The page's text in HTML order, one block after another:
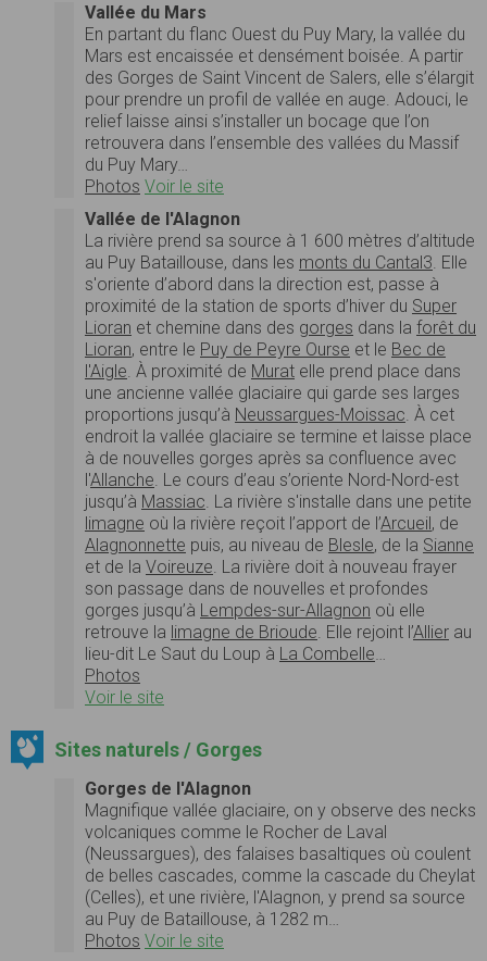
Vallée du Mars
En partant du flanc Ouest du Puy Mary, la vallée du
Mars est encaissée et densément boisée. A partir
des Gorges de Saint Vincent de Salers, elle s’élargit
pour prendre un profil de vallée en auge. Adouci, le
relief laisse ainsi s’installer un bocage que l’on
retrouvera dans l’ensemble des vallées du Massif
du Puy Mary…
Photos Voir le site
Vallée de l'Alagnon
La rivière prend sa source à 1 600 mètres d’altitude
au Puy Bataillouse, dans les monts du Cantal3 . Elle
s'oriente d’abord dans la direction est, passe à
proximité de la station de sports d’hiver du Super
Lioran et chemine dans des gorges dans la forêt du
Lioran, entre le Puy de Peyre Ourse et le Bec de
l'Aigle . À proximité de Murat elle prend place dans
une ancienne vallée glaciaire qui garde ses larges
proportions jusqu’à Neussargues-Moissac . À cet
endroit la vallée glaciaire se termine et laisse place
à de nouvelles gorges après sa confluence avec
l'Allanche . Le cours d’eau s’oriente Nord-Nord-est
jusqu’à Massiac . La rivière s'installe dans une petite
limagne où la rivière reçoit l’apport de l’Arcueil, de
Alagnonnette puis, au niveau de Blesle, de la Sianne
et de la Voireuze . La rivière doit à nouveau frayer
son passage dans de nouvelles et profondes
gorges jusqu’à Lempdes-sur-Allagnon où elle
retrouve la limagne de Brioude . Elle rejoint l’Allier au
lieu-dit Le Saut du Loup à La Combelle
Photos
Voir le site
Sites naturels / Gorges
Gorges de l'Alagnon
Magnifique vallée glaciaire, on y observe des necks
volcaniques comme le Rocher de Laval
(Neussargues), des falaises basaltiques où coulent
de belles cascades, comme la cascade du Cheylat
(Celles), et une rivière, l'Alagnon, y prend sa source
au Puy de Bataillouse, à 1282 m…
Photos Voir le site